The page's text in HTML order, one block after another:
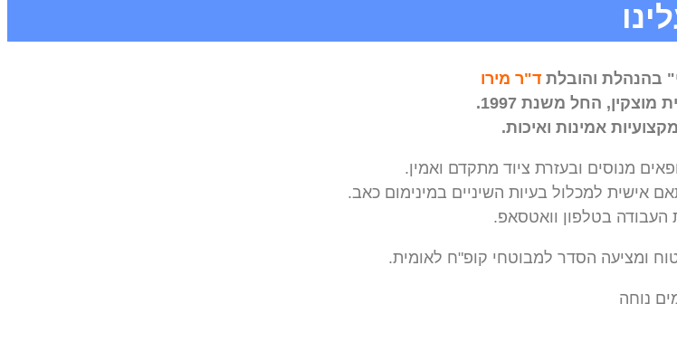
בהנהלת והובלתד"ר מירו
החל משנת 1997.
אמינות ואיכות.
מנוסים ובעזרת ציוד מתקדם ואמין.
אישית למכלול בעיות השיניים במינימום כאב.
העבודה בטלפון וואטסאפ.
ומציעה הסדר למבוטחי קופ"ח לאומית.
נוחה